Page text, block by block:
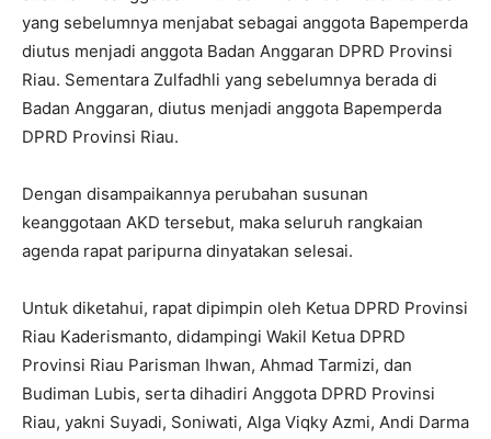
yang sebelumnya menjabat sebagai anggota Bapemperda
diutus menjadi anggota Badan Anggaran DPRD Provinsi
Riau. Sementara Zulfadhli yang sebelumnya berada di
Badan Anggaran, diutus menjadi anggota Bapemperda
DPRD Provinsi Riau.
Dengan disampaikannya perubahan susunan
keanggotaan AKD tersebut, maka seluruh rangkaian
agenda rapat paripurna dinyatakan selesai.
Untuk diketahui, rapat dipimpin oleh Ketua DPRD Provinsi
Riau Kaderismanto, didampingi Wakil Ketua DPRD
Provinsi Riau Parisman Ihwan, Ahmad Tarmizi, dan
Budiman Lubis, serta dihadiri Anggota DPRD Provinsi
Riau, yakni Suyadi, Soniwati, Alga Viqky Azmi, Andi Darma